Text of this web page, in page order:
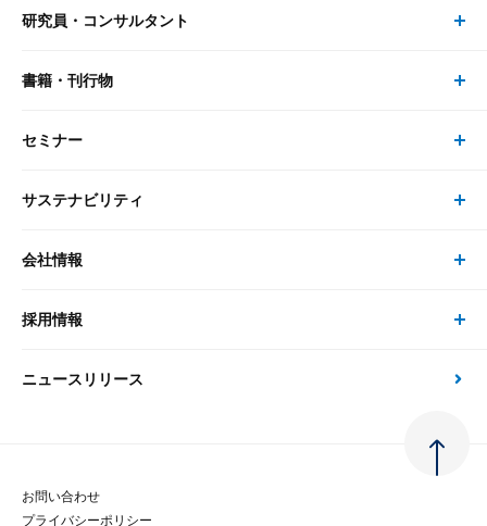
リサーチ
大和総研の強み
先端テクノロジーに基づく新たな価値の創出
レポート・コラム トップ
最新のレポート・コラム
政策分析
金融経済教育等
研究員・コンサルタント
研究員・コンサルタント トップ
研究員
書籍・刊行物
書籍・刊行物 トップ
書籍
セミナー
セミナー トップ
現在受付中のセミナー・イベント
サステナビリティ
サステナビリティの取り組み
次世代社会への貢献
会社情報
会社情報 トップ
会社概要・役員一覧
採用情報
採用情報 トップ
ニュースリリース
お問い合わせ
プライバシーポリシー